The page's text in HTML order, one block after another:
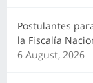
Postulantes
la Fiscalía
6 August, 2026